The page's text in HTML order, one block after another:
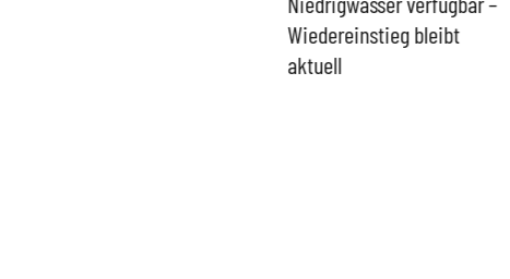
Wiedereinstieg bleibt
aktuell